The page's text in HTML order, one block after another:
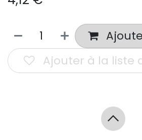
Ajouter à la liste